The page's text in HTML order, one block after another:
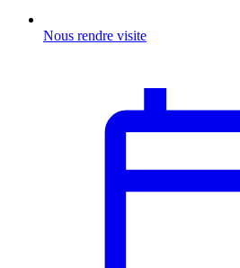
Nous rendre visite